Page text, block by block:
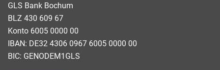
GLS Bank Bochum
BLZ 430 609 67
Konto 6005 0000 00
IBAN: DE32 4306 0967 6005 0000 00
BIC: GENODEM1GLS